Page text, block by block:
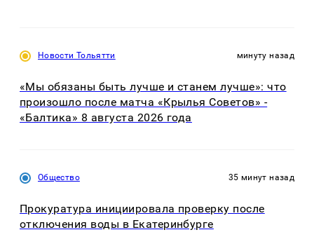
Новости Тольятти минуту назад
«Мы обязаны быть лучше и станем лучше»: что
произошло после матча «Крылья Советов» -
«Балтика» 8 августа 2026 года
Общество 35 минут назад
Прокуратура инициировала проверку после
отключения воды в Екатеринбурге